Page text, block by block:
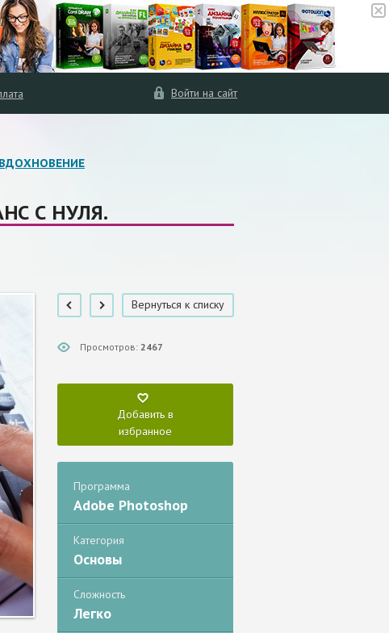
Войти на сайт
ВДОХНОВЕНИЕ
С НУЛЯ.
Вернуться к списку
Просмотров: 2467
Добавить в
избранное
Программа
Adobe Photoshop
Категория
Основы
Сложность
Легко